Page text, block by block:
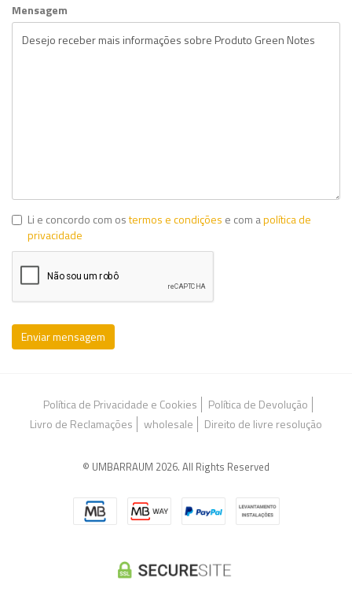
Mensagem
Li e concordo com ostermos e condições e com apolítica de
privacidade
Enviar mensagem
Política de Privacidade e Cookies
Política de Devolução
Livro de Reclamações
wholesale Direito de livre resolução
© UMBARRAUM 2026. All Rights Reserved